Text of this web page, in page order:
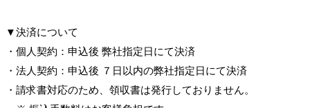
▼決済について
・個人契約：申込後 弊社指定日にて決済
・法人契約：申込後 ７日以内の弊社指定日にて決済
・請求書対応のため、領収書は発行しておりません。